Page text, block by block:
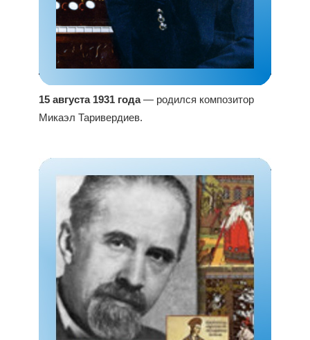
15 августа 1931 года— родился композитор
Микаэл Таривердиев.